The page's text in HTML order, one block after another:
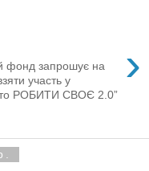
›
фонд запрошує на
участь у
РОБИТИ СВОЄ 2.0”